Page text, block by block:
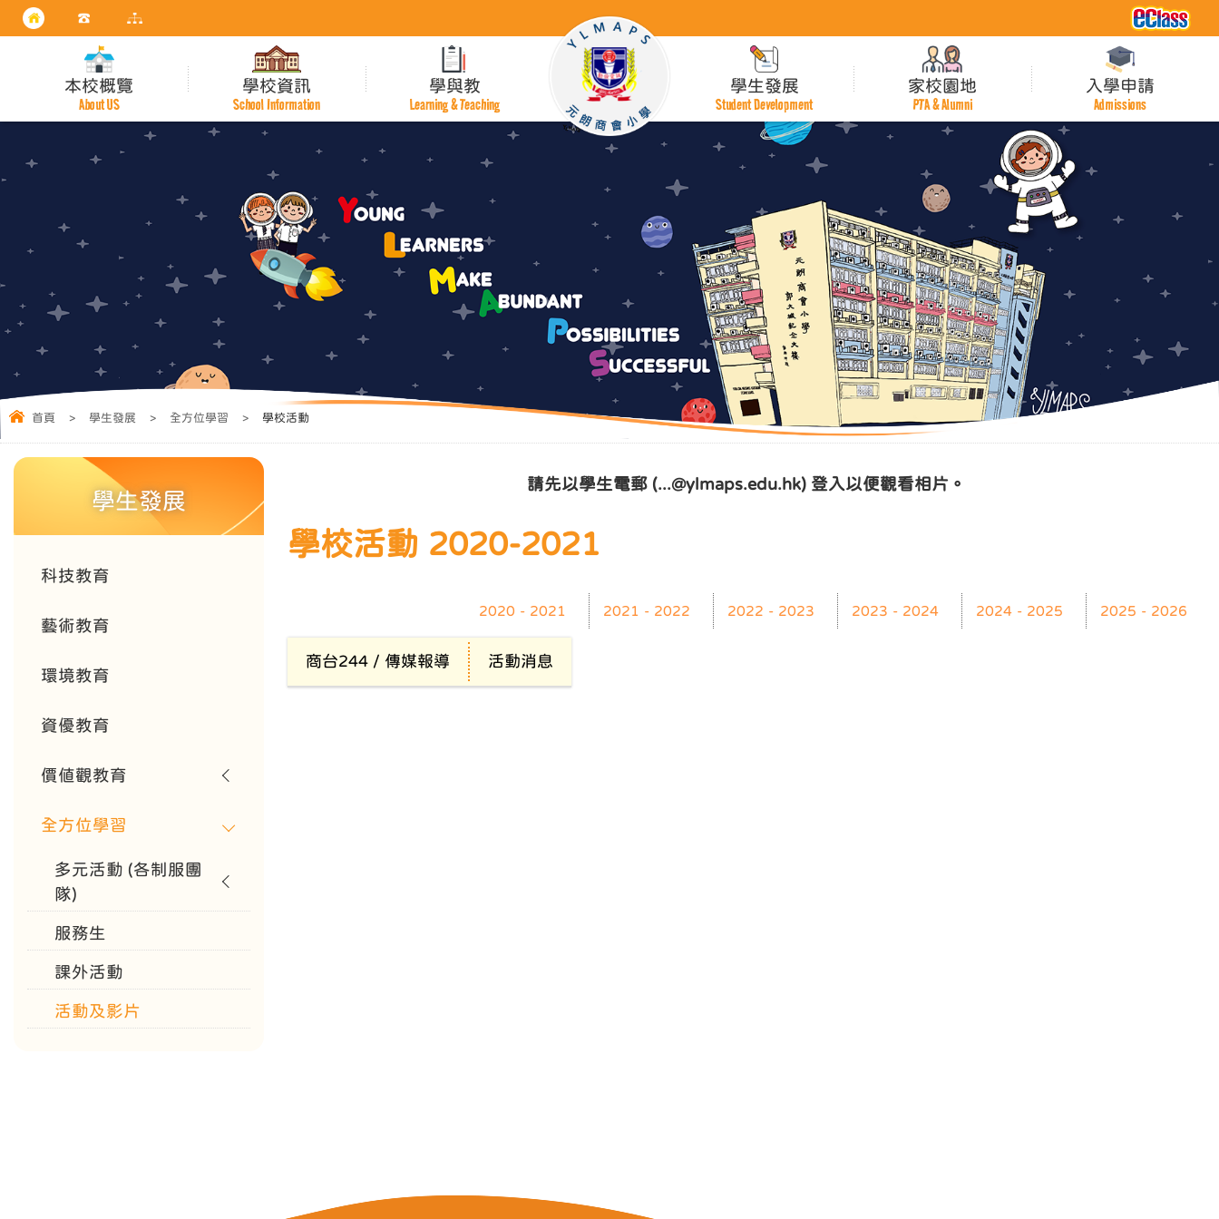
本校概覽
About US
學校資訊
School Information
學與教
Learning & Teaching
學生發展
Student Development
家校園地
PTA & Alumni
入學申請
Admissions
首頁 > 學生發展 > 全方位學習 > 學校活動
請先以學生電郵 (...@ylmaps.edu.hk) 登入以便觀看相片。
學校活動 2020-2021
2020 - 2021 2021 - 2022 2022 - 2023 2023 - 2024 2024 - 2025 2025 - 2026
商台244 / 傳媒報導 活動消息
學生發展
科技教育
藝術教育
環境教育
資優教育
價值觀教育
全方位學習
多元活動 (各制服團
隊)
服務生
課外活動
活動及影片